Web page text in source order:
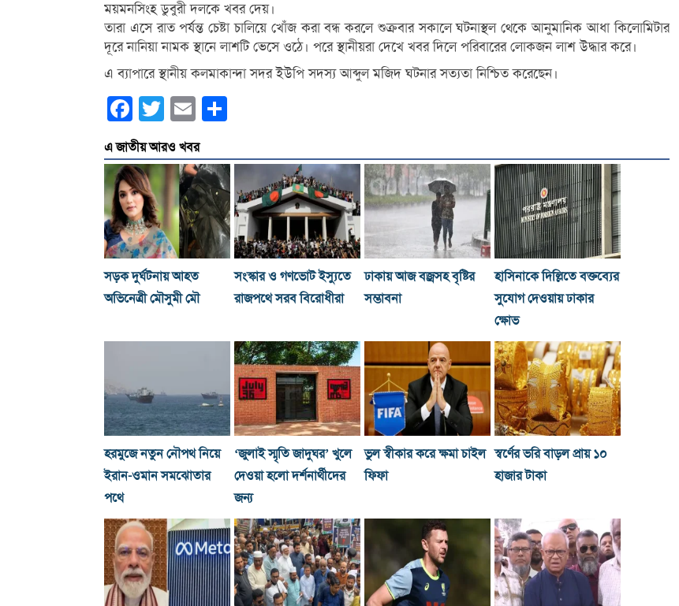
ময়মনসিংহ ডুবুরী দলকে খবর দেয়।
তারা এসে রাত পর্যন্ত চেষ্টা চালিয়ে খোঁজ করা বন্ধ করলে শুক্রবার সকালে ঘটনাস্থল থেকে আনুমানিক আধা কিলোমিটার
দূরে নানিয়া নামক স্থানে লাশটি ভেসে ওঠে। পরে স্থানীয়রা দেখে খবর দিলে পরিবারের লোকজন লাশ উদ্ধার করে।
এ ব্যাপারে স্থানীয় কলমাকান্দা সদর ইউপি সদস্য আব্দুল মজিদ ঘটনার সত্যতা নিশ্চিত করেছেন।
Facebook
Twitter Email
এ জাতীয় আরও খবর
সড়ক দুর্ঘটনায় আহত
অভিনেত্রী মৌসুমী মৌ
সংস্কার ও গণভোট ইস্যুতে
রাজপথে সরব বিরোধীরা
ঢাকায় আজ বজ্রসহ বৃষ্টির
সম্ভাবনা
হাসিনাকে দিল্লিতে বক্তব্যের
সুযোগ দেওয়ায় ঢাকার
ক্ষোভ
হরমুজে নতুন নৌপথ নিয়ে
ইরান-ওমান সমঝোতার
পথে
‘জুলাই স্মৃতি জাদুঘর’ খুলে
দেওয়া হলো দর্শনার্থীদের
জন্য
ভুল স্বীকার করে ক্ষমা চাইল
ফিফা
স্বর্ণের ভরি বাড়ল প্রায় ১০
হাজার টাকা